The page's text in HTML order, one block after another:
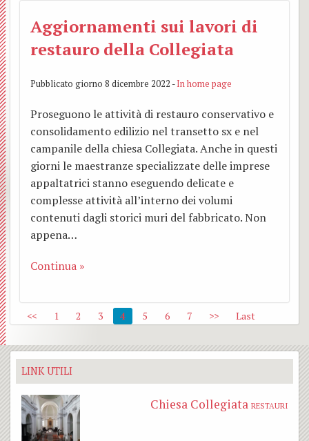
Aggiornamenti sui lavori di
restauro della Collegiata
Pubblicato giorno 8 dicembre 2022 -In home page
Proseguono le attività di restauro conservativo e
consolidamento edilizio nel transetto sx e nel
campanile della chiesa Collegiata. Anche in questi
giorni le maestranze specializzate delle imprese
appaltatrici stanno eseguendo delicate e
complesse attività all’interno dei volumi
contenuti dagli storici muri del fabbricato. Non
appena…
Continua »
<< 1 2 3 4 5 6 7 >> Last
LINK UTILI
Chiesa Collegiata RESTAURI